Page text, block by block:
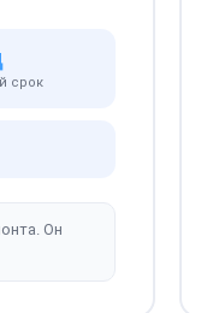
срок
Он